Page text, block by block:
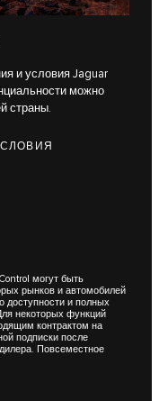
и условия Jaguar
можно
страны.
могут быть
рынков и автомобилей
и полных
некоторых функций
контрактом на
подписки после
Повсеместное